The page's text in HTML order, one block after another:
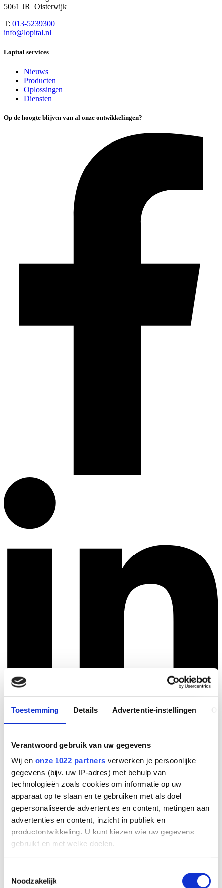
Toestemming Details Advertentie-instellingen
Verantwoord gebruik van uw gegevens
Wij en onze 1022 partners verwerken je persoonlijke
gegevens (bijv. uw IP-adres) met behulp van
technologieën zoals cookies om informatie op uw
apparaat op te slaan en te gebruiken met als doel
gepersonaliseerde advertenties en content, metingen aan
advertenties en content, inzicht in publiek en
productontwikkeling. U kunt kiezen wie uw gegevens
gebruikt en met welke doelen.
Informatie verzamelen over uw geografische
Noodzakelijk
5061 JR Oisterwijk
T: 013-5239300
info@lopital.nl
Lopital services
Nieuws
Producten
Oplossingen
Diensten
Op de hoogte blijven van al onze ontwikkelingen?